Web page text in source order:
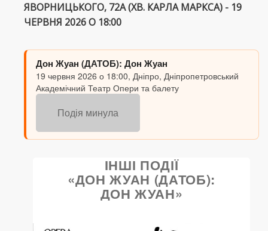
ЯВОРНИЦЬКОГО, 72А (ХВ. КАРЛА МАРКСА) - 19
ЧЕРВНЯ 2026 О 18:00
Дон Жуан (ДАТОБ): Дон Жуан
19 червня 2026 о 18:00, Дніпро, Дніпропетровський
Академічний Театр Опери та балету
Подія минула
ІНШІ ПОДІЇ
«ДОН ЖУАН (ДАТОБ):
ДОН ЖУАН»